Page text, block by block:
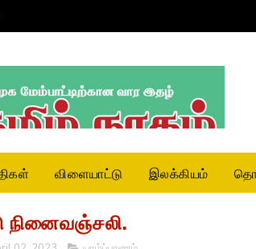
விளையாட்டு இலக்கியம்